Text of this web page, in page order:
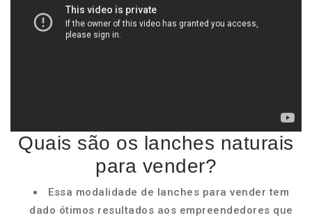
Quais são os lanches naturais
para vender?
Essa modalidade de lanches para vender tem
dado ótimos resultados aos empreendedores que